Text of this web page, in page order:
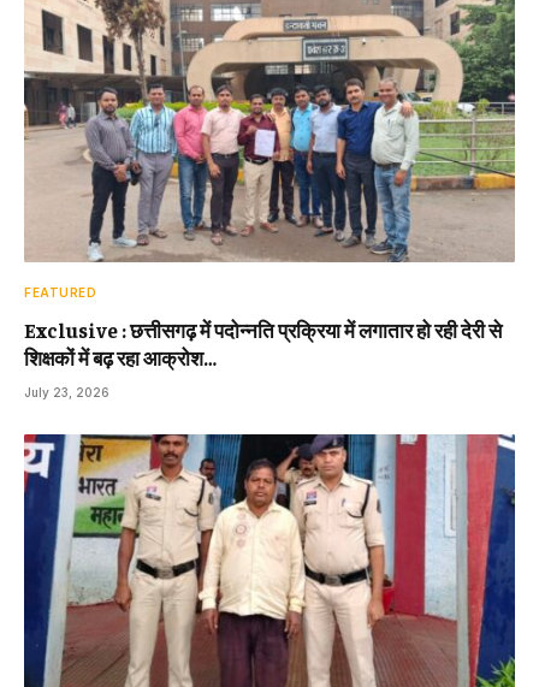
FEATURED
Exclusive : छत्तीसगढ़ में पदोन्नति प्रक्रिया में लगातार हो रही देरी से
शिक्षकों में बढ़ रहा आक्रोश…
July 23, 2026